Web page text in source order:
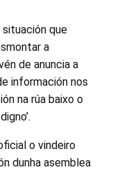
que
a
de anuncia a
información nos
na rúa baixo o
o vindeiro
dunha asemblea